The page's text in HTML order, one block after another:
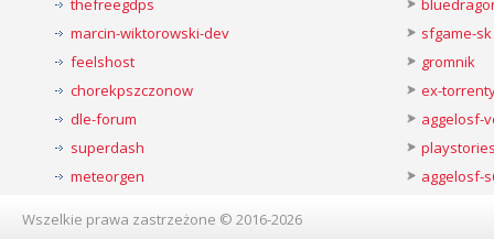
thefreegdps
marcin-wiktorowski-dev
feelshost
chorekpszczonow
dle-forum
superdash
meteorgen
sfgame-sk
gromnik
ex-
aggelosf-
aggelosf-
Wszelkie prawa zastrzeżone © 2016-2026